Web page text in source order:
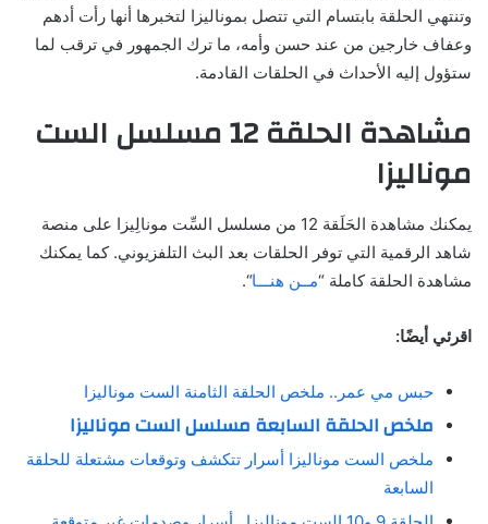
وتنتهي الحلقة بابتسام التي تتصل بموناليزا لتخبرها أنها رأت أدهم
وعفاف خارجين من عند حسن وأمه، ما ترك الجمهور في ترقب لما
ستؤول إليه الأحداث في الحلقات القادمة.
مشاهدة الحلقة 12 مسلسل الست
موناليزا
يمكنك مشاهدة الحَلَقة 12 من مسلسل السِّت مونالِيزا على منصة
شاهد الرقمية التي توفر الحلقات بعد البث التلفزيوني. كما يمكنك
مشاهدة الحلقة كاملة “مــن هنـــا“.
اقرئي أيضًا:
حبس مي عمر.. ملخص الحلقة الثامنة الست موناليزا
ملخص الحلقة السابعة مسلسل الست موناليزا
ملخص الست موناليزا أسرار تتكشف وتوقعات مشتعلة للحلقة
السابعة